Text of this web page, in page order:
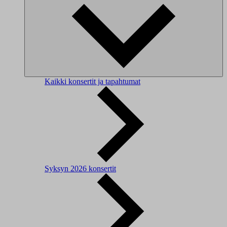
Kaikki konsertit ja tapahtumat
Syksyn 2026 konsertit